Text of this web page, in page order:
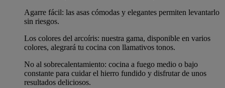
Agarre fácil: las asas cómodas y elegantes permiten levantarlo
sin riesgos.
Los colores del arcoíris: nuestra gama, disponible en varios
colores, alegrará tu cocina con llamativos tonos.
No al sobrecalentamiento: cocina a fuego medio o bajo
constante para cuidar el hierro fundido y disfrutar de unos
resultados deliciosos.